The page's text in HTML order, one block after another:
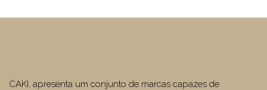
CAKI, apresenta um conjunto de marcas capazes de